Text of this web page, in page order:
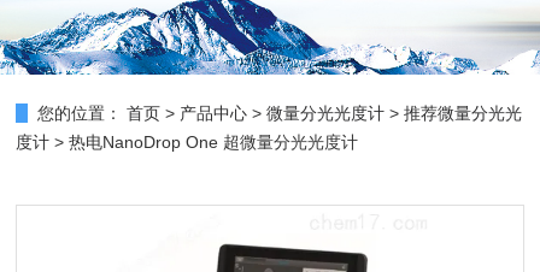
您的位置： 首页 > 产品中心 >微量分光光度计 >推荐微量分光光
度计 > 热电NanoDrop One 超微量分光光度计